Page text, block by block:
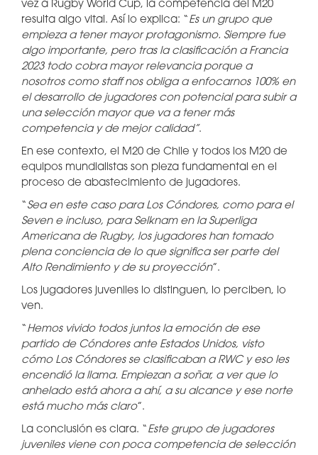
vez a Rugby World Cup, la competencia del M20
resulta algo vital. Así lo explica: “ Es un grupo que
empieza a tener mayor protagonismo. Siempre fue
algo importante, pero tras la clasificación a Francia
2023 todo cobra mayor relevancia porque a
nosotros como staff nos obliga a enfocarnos 100% en
el desarrollo de jugadores con potencial para subir a
una selección mayor que va a tener más
competencia y de mejor calidad”.
En ese contexto, el M20 de Chile y todos los M20 de
equipos mundialistas son pieza fundamental en el
proceso de abastecimiento de jugadores.
“ Sea en este caso para Los Cóndores, como para el
Seven e incluso, para Selknam en la Superliga
Americana de Rugby, los jugadores han tomado
plena conciencia de lo que significa ser parte del
Alto Rendimiento y de su proyección”.
Los jugadores juveniles lo distinguen, lo perciben, lo
ven.
“ Hemos vivido todos juntos la emoción de ese
partido de Cóndores ante Estados Unidos, visto
cómo Los Cóndores se clasificaban a RWC y eso les
encendió la llama. Empiezan a soñar, a ver que lo
anhelado está ahora a ahí, a su alcance y ese norte
está mucho más claro”.
La conclusión es clara. “ Este grupo de jugadores
juveniles viene con poca competencia de selección